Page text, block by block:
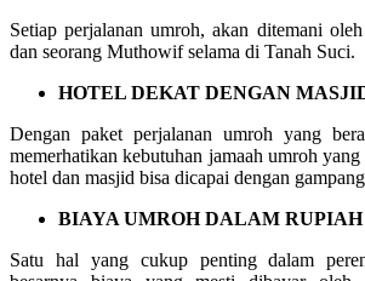
Setiap perjalanan umroh, akan ditemani
dan seorang Muthowif selama di Tanah Suci.
HOTEL DEKAT DENGAN
Dengan paket perjalanan umroh yang
memerhatikan kebutuhan jamaah umroh
hotel dan masjid bisa dicapai dengan
BIAYA UMROH DALAM RUPIAH
Satu hal yang cukup penting dalam